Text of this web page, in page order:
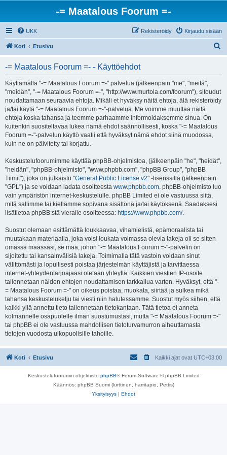
-= Maatalous Foorum =-
UKK Kirjaudu sisään
Rekisteröidy
Koti Etusivu
-= Maatalous Foorum =- - Käyttöehdot
Käyttämällä "-= Maatalous Foorum =-" palvelua (jälkeenpäin "me", "meitä",
"meidän", "-= Maatalous Foorum =-", "http://www.murtola.com/foorum"), sitoudut
noudattamaan seuraavia ehtoja. Mikäli et hyväksy näitä ehtoja, älä rekisteröidy
ja/tai käytä "-= Maatalous Foorum =-"-palvelua. Me voimme muuttaa näitä
ehtoja koska tahansa ja teemme parhaamme informoidaksemme sinua. On
kuitenkin suositeltavaa lukea nämä ehdot säännöllisesti, koska "-= Maatalous
Foorum =-"-palvelun käyttö vaatii että hyväksyt nämä ehdot siinä muodossa,
kuin ne on päivitetty tai korjattu.
Keskustelufoorumimme käyttää phpBB-ohjelmistoa, (jälkeenpäin "he", "heidät",
"heidän", "phpBB-ohjelmisto", "www.phpbb.com", "phpBB Group", "phpBB
Tiimit"), joka on julkaistu "General Public License v2" -lisenssillä (jälkeenpäin
"GPL") ja se voidaan ladata osoitteesta www.phpbb.com. phpBB-ohjelmisto luo
vain ympäristön internet-keskustelulle. phpBB Limited ei ole vastuussa siitä,
mitä sallimme tai kiellämme sopivana sisältönä ja/tai käytöksenä. Saadaksesi
lisätietoa phpBB:stä vieraile osoitteessa: https://www.phpbb.com/.
Suostut olemaan esittämättä loukkaavaa, vihamielistä, epämoraalista tai
muutakaan materiaalia, joka voisi loukata voimassa olevia lakeja oli se sitten
omassa maassasi, se maa, johon "-= Maatalous Foorum =-"-palvelin on
sijoitettu tai kansainvälisiä lakeja. Toimimalla tätä vastoin voidaan sinut
välittömästi ja lopullisesti poistaa järjestelmän käyttäjistä ja tarvittaessa
internet-yhteydentarjoajaasi otetaan yhteyttä. Kaikkien viestien IP-osoite
tallennetaan näiden ehtojen noudattamisen tarkkailua varten. Hyväksyt, että "-
= Maatalous Foorum =-" on oikeus poistaa, muokata, siirtää ja sulkea mikä
tahansa keskusteluketju tai viesti niin halutessamme. Suostut myös siihen, että
kaikki yllä annettu tieto tallennetaan tietokantaan. Tätä tietoa ei anneta
kolmannelle osapuolelle ilman suostumustasi, mutta "-= Maatalous Foorum =-"
tai phpBB ei ole vastuussa mahdollisen tietoturvamurron aiheuttamasta
tietojen vuodosta ulkopuolisille tahoille.
Koti Etusivu Kaikki ajat ovat UTC+03:00
Keskustelufoorumin ohjelmisto phpBB® Forum Software © phpBB Limited
Käännös: phpBB Suomi (lurttinen, harritapio, Pettis)
Yksityisyys | Ehdot